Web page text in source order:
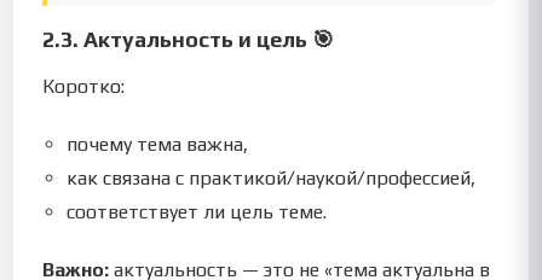
2.3. Актуальность и цель 🎯
Коротко:
почему тема важна,
как связана с практикой/наукой/профессией,
соответствует ли цель теме.
Важно: актуальность — это не «тема актуальна в